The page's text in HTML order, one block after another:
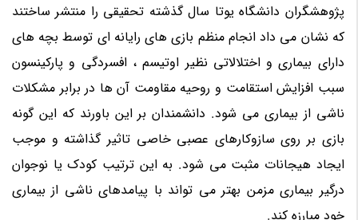
پژوهشگران دانشگاه یوتا سال گذشته تحقیقی را منتشر ساختند
که نشان می داد انجام منظم بازی های رایانه ای توسط بچه های
دارای بیماری و اختلالاتی نظیر اوتیسم ، افسردگی و پارکینسون
سبب افزایش استقامت و روحیه مقاومت آن ها در برابر مشکلات
ناشی از بیماری می شود. دانشمندان بر این باورند که این گونه
بازی بر روی سازوکارهای عصبی خاصی تاثیر گذاشته و موجب
ایجاد هیجانات مثبت می شود. به این ترتیب کودک یا نوجوان
درگیر بیماری مزمن بهتر می تواند با پیامدهای ناشی از بیماری
خود مبارزه کند.